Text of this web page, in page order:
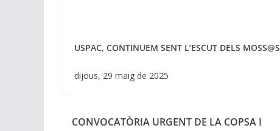
USPAC, CONTINUEM SENT L’ESCUT DELS MOSS@S
dijous, 29 maig de 2025
CONVOCATÒRIA URGENT DE LA COPSA I